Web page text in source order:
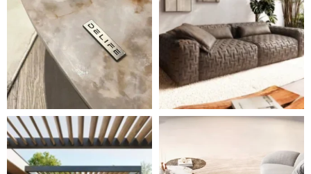
Styl, odolnost a společné chvíle pod širým nebem.
Ne každá pohovka je jen